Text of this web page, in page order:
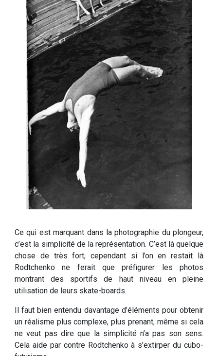
Ce qui est marquant dans la photographie du plongeur,
c’est la simplicité de la représentation. C’est là quelque
chose de très fort, cependant si l’on en restait là
Rodtchenko ne ferait que préfigurer les photos
montrant des sportifs de haut niveau en pleine
utilisation de leurs skate-boards.
Il faut bien entendu davantage d’éléments pour obtenir
un réalisme plus complexe, plus prenant, même si cela
ne veut pas dire que la simplicité n’a pas son sens.
Cela aide par contre Rodtchenko à s’extirper du cubo-